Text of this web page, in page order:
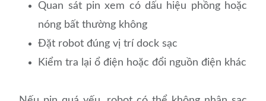
Quan sát pin xem có dấu hiệu phồng hoặc
nóng bất thường không
Đặt robot đúng vị trí dock sạc
Kiểm tra lại ổ điện hoặc đổi nguồn điện khác